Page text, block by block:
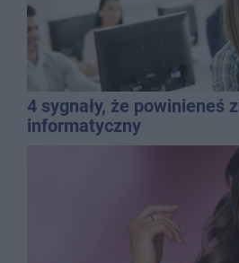
4 sygnały, że powinieneś
informatyczny